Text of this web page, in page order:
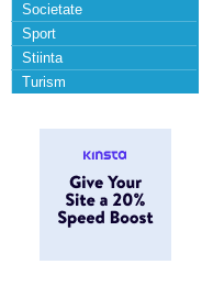
Societate
Sport
Stiinta
Turism